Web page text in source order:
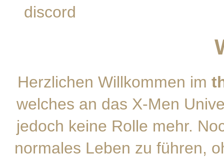
discord
Herzlichen Willkommen im
welches an das X-Men
jedoch keine Rolle mehr.
normales Leben zu führen,